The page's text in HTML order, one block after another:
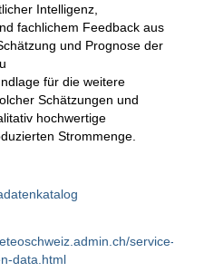
Intelligenz,
fachlichem Feedback aus
und Prognose der
für die weitere
Schätzungen und
hochwertige
Strommenge.
service-
data.html